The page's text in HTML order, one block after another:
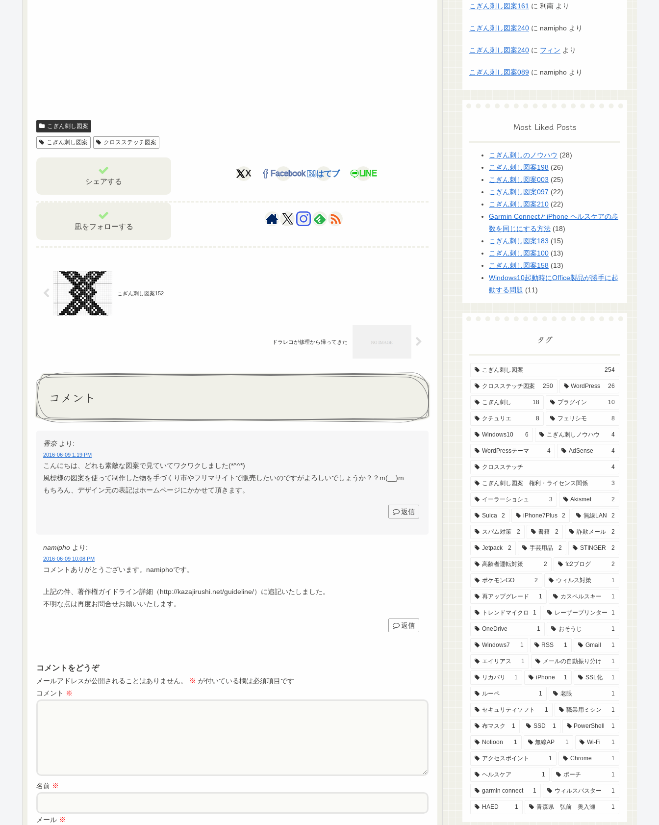
こぎん刺し図案
こぎん刺し図案 クロスステッチ図案
シェアする
X Facebook はてブ LINE
凪をフォローする
こぎん刺し図案152
ドラレコが修理から帰ってきた
コメント
香奈 より:
2016-06-09 1:19 PM
こんにちは、どれも素敵な図案で見ていてワクワクしました(*^^*)
風標様の図案を使って制作した物を手づくり市やフリマサイトで販売したいのですがよろしいでしょうか？？m(__)m
もちろん、デザイン元の表記はホームページにかかせて頂きます。
返信
namipho より:
2016-06-09 10:08 PM
コメントありがとうございます。namiphoです。
上記の件、著作権ガイドライン詳細（http://kazajirushi.net/guideline/）に追記いたしました。
不明な点は再度お問合せお願いいたします。
返信
コメントをどうぞ
メールアドレスが公開されることはありません。 ※ が付いている欄は必須項目です
コメント ※
名前 ※
メール ※
こぎん刺し図案161 に 利南 より
こぎん刺し図案240 に namipho より
こぎん刺し図案240 に フィン より
こぎん刺し図案089 に namipho より
Most Liked Posts
こぎん刺しのノウハウ (28)
こぎん刺し図案198 (26)
こぎん刺し図案003 (25)
こぎん刺し図案097 (22)
こぎん刺し図案210 (22)
Garmin ConnectとiPhone ヘルスケアの歩
数を同じにする方法 (18)
こぎん刺し図案183 (15)
こぎん刺し図案100 (13)
こぎん刺し図案158 (13)
Windows10起動時にOffice製品が勝手に起
動する問題 (11)
タグ
こぎん刺し図案 254
クロスステッチ図案 250 WordPress 26
こぎん刺し 18 プラグイン 10
クチュリエ 8 フェリシモ 8
Windows10 6 こぎん刺しノウハウ 4
WordPressテーマ 4 AdSense 4
クロスステッチ 4
こぎん刺し図案 権利・ライセンス関係 3
イーラーショシュ 3 Akismet 2
Suica 2 iPhone7Plus 2 無線LAN 2
スパム対策 2 書籍 2 詐欺メール 2
Jetpack 2 手芸用品 2 STINGER 2
高齢者運転対策 2 fc2ブログ 2
ポケモンGO 2 ウィルス対策 1
再アップグレード 1 カスペルスキー 1
トレンドマイクロ 1 レーザープリンター 1
OneDrive 1 おそうじ 1
Windows7 1 RSS 1 Gmail 1
エイリアス 1 メールの自動振り分け 1
リカバリ 1 iPhone 1 SSL化 1
ルーペ 1 老眼 1
セキュリティソフト 1 職業用ミシン 1
布マスク 1 SSD 1 PowerShell 1
Notioon 1 無線AP 1 Wi-Fi 1
アクセスポイント 1 Chrome 1
ヘルスケア 1 ポーチ 1
garmin connect 1 ウィルスバスター 1
HAED 1 青森県 弘前 奥入瀬 1